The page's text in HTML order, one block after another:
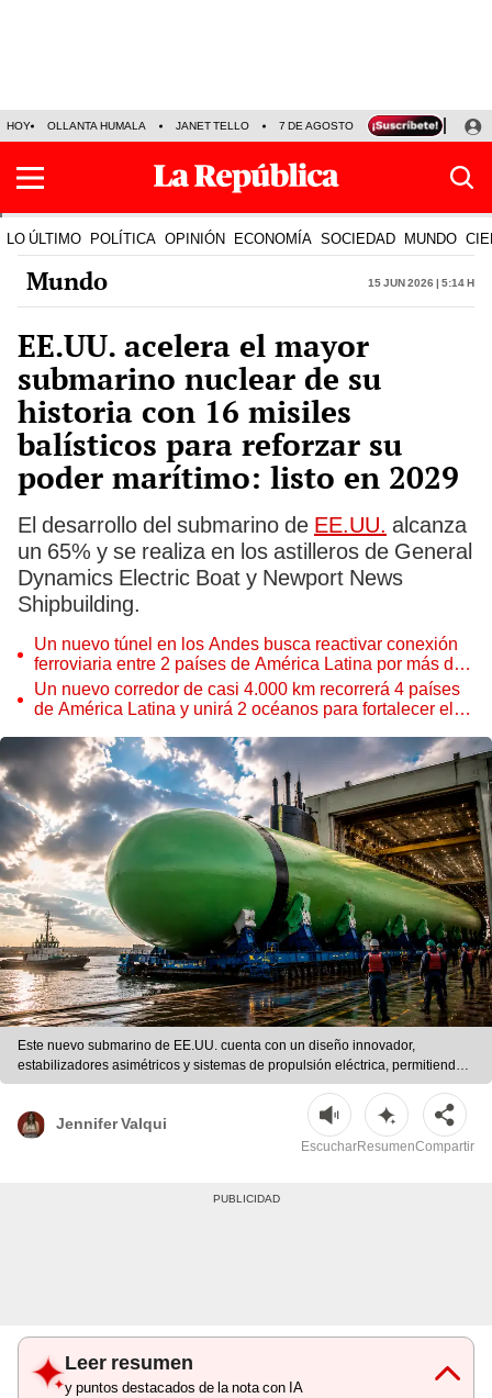
HOY OLLANTA HUMALA JANET TELLO 7 DE AGOSTO TINKA RESULTADOS
LO ÚLTIMO POLÍTICA OPINIÓN ECONOMÍA SOCIEDAD MUNDO
Mundo 15 Jun 2026 | 5:14 h
EE.UU. acelera el mayor
submarino nuclear de su
historia con 16 misiles
balísticos para reforzar su
poder marítimo: listo en 2029
El desarrollo del submarino de EE.UU. alcanza
un 65% y se realiza en los astilleros de General
Dynamics Electric Boat y Newport News
Shipbuilding.
Un nuevo túnel en los Andes busca reactivar conexión
ferroviaria entre 2 países de América Latina por más de
US$9.500 millones
Un nuevo corredor de casi 4.000 km recorrerá 4 países
de América Latina y unirá 2 océanos para fortalecer el
Este nuevo submarino de EE.UU. cuenta con un diseño innovador,
estabilizadores asimétricos y sistemas de propulsión eléctrica, permitiendo
misiones prolongadas bajo el agua. Se prevé su entrega entre 2028 y 2029.
| Ilustración con IA/ChatGPT/Huntington Ingalls Industries
Jennifer Valqui
EscucharResumenCompartir
Leer resumen
y puntos destacados de la nota con IA